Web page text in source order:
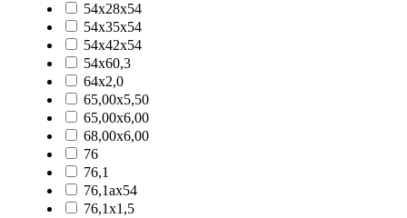
54x28x54
54x35x54
54x42x54
54x60,3
64x2,0
65,00x5,50
65,00x6,00
68,00x6,00
76
76,1
76,1ax54
76,1x1,5